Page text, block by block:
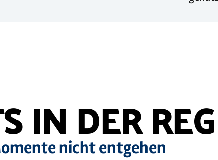
IN DER
nicht entgehen